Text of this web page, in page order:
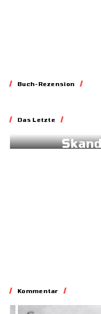
Buch-Rezension
Das Letzte
Kommentar